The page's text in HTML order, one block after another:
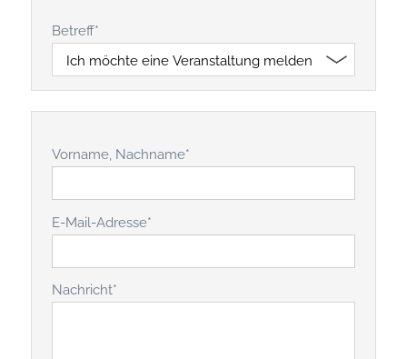
Betreff*
Vorname, Nachname*
E-Mail-Adresse*
Nachricht*